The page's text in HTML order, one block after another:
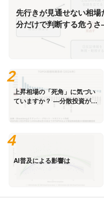
先行きが見通せない相
分だけで判断する危う
上昇相場の「死角」に気づい
ていますか？ ―分散投資が大
AI普及による影響は